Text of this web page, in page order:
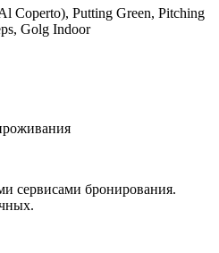
Coperto), Putting Green, Pitching
Golg Indoor
сервисами бронирования.